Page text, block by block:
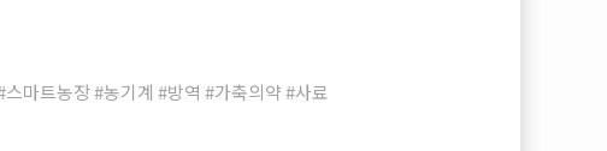
마트농장 #농기계 #방역 #가축의약 #사료